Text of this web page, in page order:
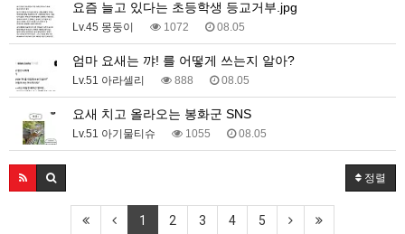
요즘 늘고 있다는 초등학생 등교거부.jpg
Lv.45 몽둥이 1072 08.05
엄마 요새는 꺄! 를 어떻게 쓰는지 알아?
Lv.51 아라셀리 888 08.05
요새 치고 올라오는 봉화군 SNS
Lv.51 아기물티슈 1055 08.05
정렬
1 2 3 4 5